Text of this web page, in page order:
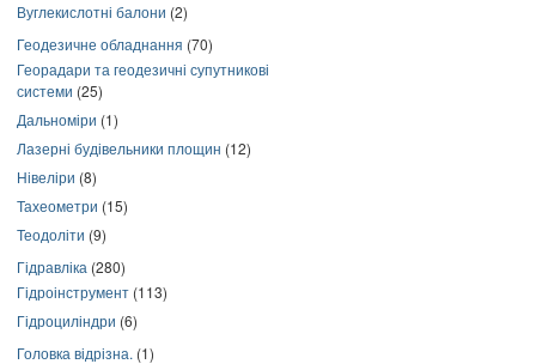
Вуглекислотні балони (2)
Геодезичне обладнання (70)
Георадари та геодезичні супутникові
системи (25)
Дальноміри (1)
Лазерні будівельники площин (12)
Нівеліри (8)
Тахеометри (15)
Теодоліти (9)
Гідравліка (280)
Гідроінструмент (113)
Гідроциліндри (6)
Головка відрізна. (1)